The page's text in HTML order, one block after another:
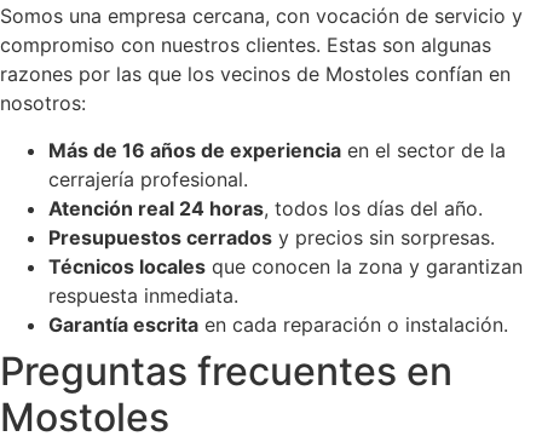
Somos una empresa cercana, con vocación de servicio y
compromiso con nuestros clientes. Estas son algunas
razones por las que los vecinos de Mostoles confían en
nosotros:
Más de 16 años de experiencia en el sector de la
cerrajería profesional.
Atención real 24 horas, todos los días del año.
Presupuestos cerrados y precios sin sorpresas.
Técnicos locales que conocen la zona y garantizan
respuesta inmediata.
Garantía escrita en cada reparación o instalación.
Preguntas frecuentes en
Mostoles